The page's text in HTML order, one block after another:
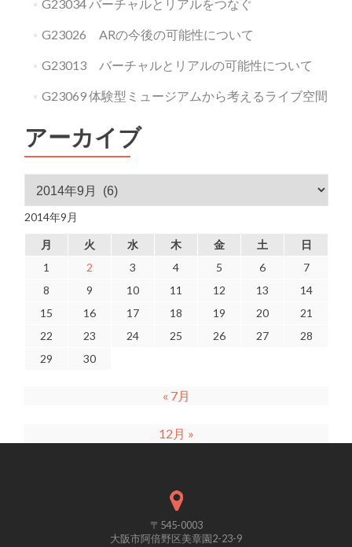
G23034 バーチャルとリアルをつなぐ
G23026 ARの今後の可能性について
G23013 バーチャルとリアルの可能性について
G23069 体験型ミュージアムから考えるライブ空間
アーカイブ
アーカイブ
2014年9月
月 火 水 木 金 土
日
1
2 3 4 5 6
7
8
9 10 11 12 13
14
15
16 17 18 19 20
21
22
23 24 25 26 27
28
29
30
« 7月
12月 »
〒545-0003
大阪市阿倍野区美章園2-23-9